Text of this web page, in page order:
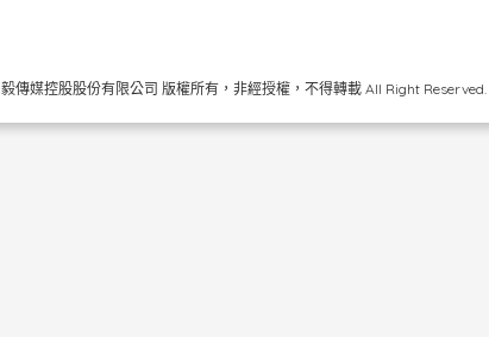
毅傳媒控股股份有限公司 版權所有，非經授權，不得轉載 All Right Reserved.